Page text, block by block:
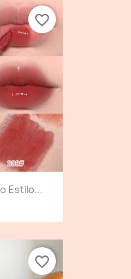
Estilo...
favorite_border
favorite_border